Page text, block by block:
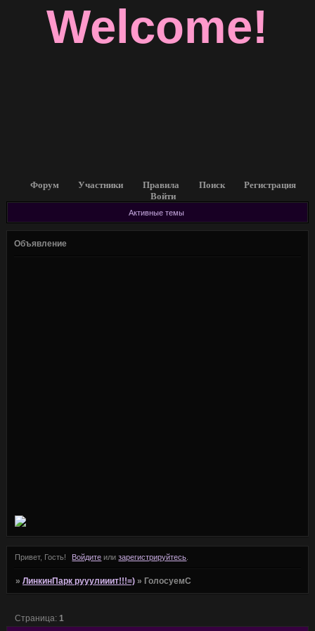
Welcome!
Форум Участники Правила Поиск
Регистрация
Войти
Активные темы
Объявление
Привет, Гость! Войдите илизарегистрируйтесь
»ЛинкинПарк рууулииит!!!=) »ГолосуемС
Страница: 1